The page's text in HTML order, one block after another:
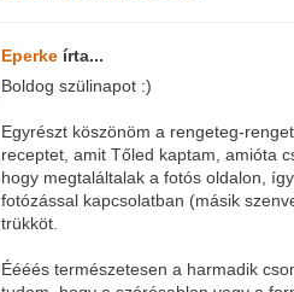
Eperke írta...
Boldog szülinapot :)
Egyrészt köszönöm a rengeteg-
receptet, amit Tőled kaptam, amióta
hogy megtaláltalak a fotós oldalon,
fotózással kapcsolatban (másik
trükköt.
Éééés természetesen a harmadik